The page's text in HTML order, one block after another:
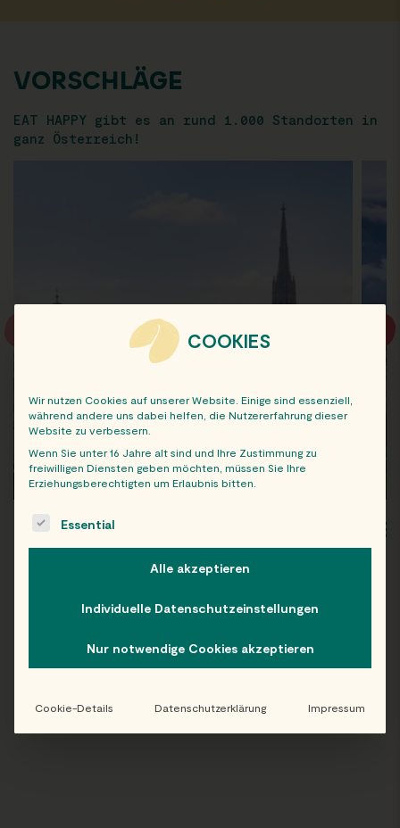
VORSCHLÄGE
EAT HAPPY gibt es an rund 1.000 Standorten in
ganz Österreich!
WIEN
Folge uns auf Instagram!
COOKIES
Wir nutzen Cookies auf unserer Website. Einige sind essenziell,
während andere uns dabei helfen, die Nutzererfahrung dieser
Website zu verbessern.
Wenn Sie unter 16 Jahre alt sind und Ihre Zustimmung zu
freiwilligen Diensten geben möchten, müssen Sie Ihre
Erziehungsberechtigten um Erlaubnis bitten.
The following is a list of service groups for which consent
Essential
Alle akzeptieren
Individuelle Datenschutzeinstellungen
Nur notwendige Cookies akzeptieren
Cookie-Details Datenschutzerklärung Impressum